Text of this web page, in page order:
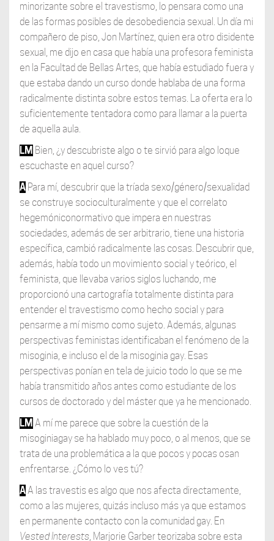
minorizante sobre el travestismo, lo pensara como una
de las formas posibles de desobediencia sexual. Un día mi
compañero de piso, Jon Martínez, quien era otro disidente
sexual, me dijo en casa que había una profesora feminista
en la Facultad de Bellas Artes, que había estudiado fuera y
que estaba dando un curso donde hablaba de una forma
radicalmente distinta sobre estos temas. La oferta era lo
suficientemente tentadora como para llamar a la puerta
de aquella aula.
LM Bien, ¿y descubriste algo o te sirvió para algo loque
escuchaste en aquel curso?
APara mí, descubrir que la tríada sexo/género/sexualidad
se construye socioculturalmente y que el correlato
hegemóniconormativo que impera en nuestras
sociedades, además de ser arbitrario, tiene una historia
específica, cambió radicalmente las cosas. Descubrir que,
además, había todo un movimiento social y teórico, el
feminista, que llevaba varios siglos luchando, me
proporcionó una cartografía totalmente distinta para
entender el travestismo como hecho social y para
pensarme a mí mismo como sujeto. Además, algunas
perspectivas feministas identificaban el fenómeno de la
misoginia, e incluso el de la misoginia gay. Esas
perspectivas ponían en tela de juicio todo lo que se me
había transmitido años antes como estudiante de los
cursos de doctorado y del máster que ya he mencionado.
LM A mí me parece que sobre la cuestión de la
misoginiagay se ha hablado muy poco, o al menos, que se
trata de una problemática a la que pocos y pocas osan
enfrentarse. ¿Cómo lo ves tú?
AA las travestis es algo que nos afecta directamente,
como a las mujeres, quizás incluso más ya que estamos
en permanente contacto con la comunidad gay. En
Vested Interests, Marjorie Garber teorizaba sobre esta